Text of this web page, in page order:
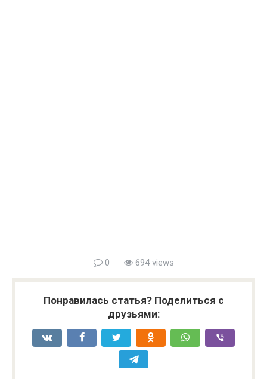
0 694 views
Понравилась статья? Поделиться с
друзьями: